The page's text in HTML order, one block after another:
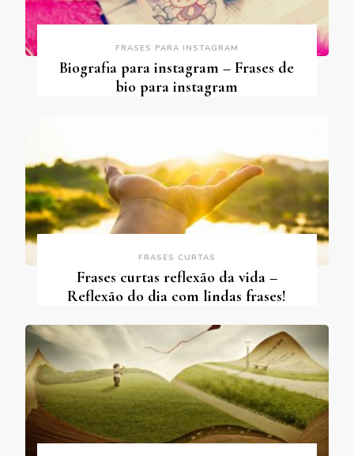
FRASES PARA INSTAGRAM
Biografia para instagram – Frases de
bio para instagram
FRASES CURTAS
Frases curtas reflexão da vida –
Reflexão do dia com lindas frases!